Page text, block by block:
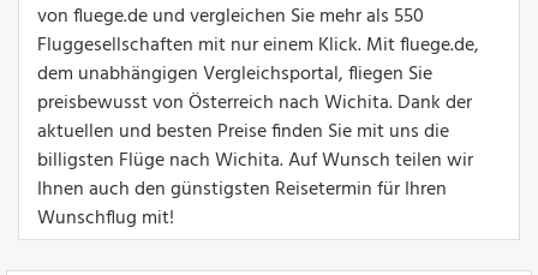
von fluege.de und vergleichen Sie mehr als 550
Fluggesellschaften mit nur einem Klick. Mit fluege.de,
dem unabhängigen Vergleichsportal, fliegen Sie
preisbewusst von Österreich nach Wichita. Dank der
aktuellen und besten Preise finden Sie mit uns die
billigsten Flüge nach Wichita. Auf Wunsch teilen wir
Ihnen auch den günstigsten Reisetermin für Ihren
Wunschflug mit!